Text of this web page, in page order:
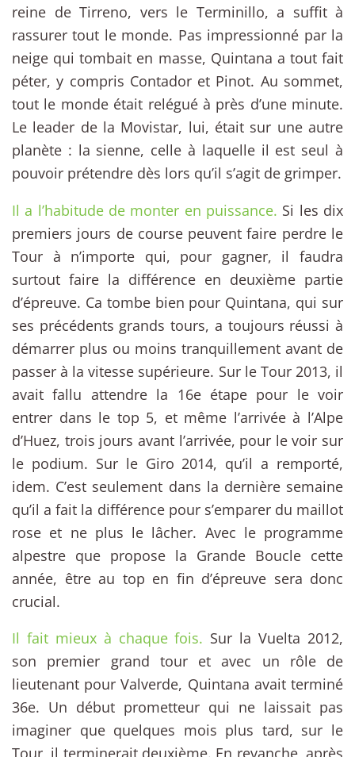
reine de Tirreno, vers le Terminillo, a suffit à
rassurer tout le monde. Pas impressionné par la
neige qui tombait en masse, Quintana a tout fait
péter, y compris Contador et Pinot. Au sommet,
tout le monde était relégué à près d’une minute.
Le leader de la Movistar, lui, était sur une autre
planète : la sienne, celle à laquelle il est seul à
pouvoir prétendre dès lors qu’il s’agit de grimper.
Il a l’habitude de monter en puissance. Si les dix
premiers jours de course peuvent faire perdre le
Tour à n’importe qui, pour gagner, il faudra
surtout faire la différence en deuxième partie
d’épreuve. Ca tombe bien pour Quintana, qui sur
ses précédents grands tours, a toujours réussi à
démarrer plus ou moins tranquillement avant de
passer à la vitesse supérieure. Sur le Tour 2013, il
avait fallu attendre la 16e étape pour le voir
entrer dans le top 5, et même l’arrivée à l’Alpe
d’Huez, trois jours avant l’arrivée, pour le voir sur
le podium. Sur le Giro 2014, qu’il a remporté,
idem. C’est seulement dans la dernière semaine
qu’il a fait la différence pour s’emparer du maillot
rose et ne plus le lâcher. Avec le programme
alpestre que propose la Grande Boucle cette
année, être au top en fin d’épreuve sera donc
crucial.
Il fait mieux à chaque fois. Sur la Vuelta 2012,
son premier grand tour et avec un rôle de
lieutenant pour Valverde, Quintana avait terminé
36e. Un début prometteur qui ne laissait pas
imaginer que quelques mois plus tard, sur le